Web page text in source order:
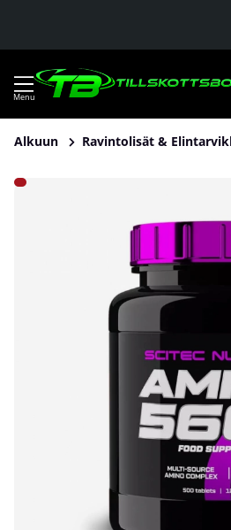
Alkuun Ravintolisät &
Tuotekuvat Scitec Nutrition Amino